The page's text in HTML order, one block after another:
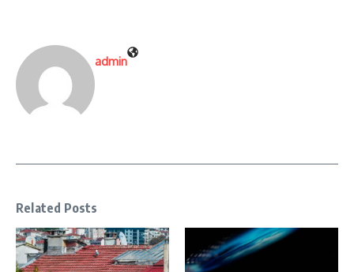
admin
Related Posts